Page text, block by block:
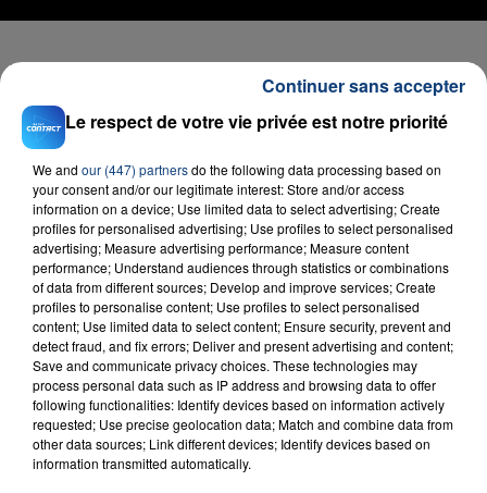
FIL D'ACTU
23 juillet 2026
INCENDIE MORTEL À LENS : UNE FEMME ET
SON BÉBÉ ENTRE LA VIE ET LA...
Un homme s'est immolé par le feu après avoir
aspergé sa compagne et leur bébé de trois mois
d'un liquide inflammable.
Le respect de votre vie privée est notre priorité
We and our (447) partnersdo the following data processing based on
your consent and/or our legitimate interest: Store and/or access
information on a device; Use limited data to select advertising; Create
profiles for personalised advertising; Use profiles to select personalised
advertising; Measure advertising performance; Measure content
performance; Understand audiences through statistics or combinations
of data from different sources; Develop and improve services; Create
profiles to personalise content; Use profiles to select personalised
content; Use limited data to select content; Ensure security, prevent and
detect fraud, and fix errors; Deliver and present advertising and content;
Save and communicate privacy choices. These technologies may
process personal data such as IP address and browsing data to offer
following functionalities: Identify devices based on information actively
requested; Use precise geolocation data; Match and combine data from
other data sources; Link different devices; Identify devices based on
information transmitted automatically.
Continuer sans accepter